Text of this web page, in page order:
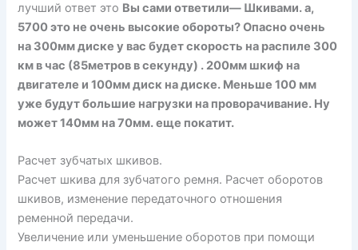
лучший ответ это Вы сами ответили— Шкивами. а,
5700 это не очень высокие обороты? Опасно очень
на 300мм диске у вас будет скорость на распиле 300
км в час (85метров в секунду) . 200мм шкиф на
двигателе и 100мм диск на диске. Меньше 100 мм
уже будут большие нагрузки на проворачивание. Ну
может 140мм на 70мм. еще покатит.
Расчет зубчатых шкивов.
Расчет шкива для зубчатого ремня. Расчет оборотов
шкивов, изменение передаточного отношения
ременной передачи.
Увеличение или уменьшение оборотов при помощи